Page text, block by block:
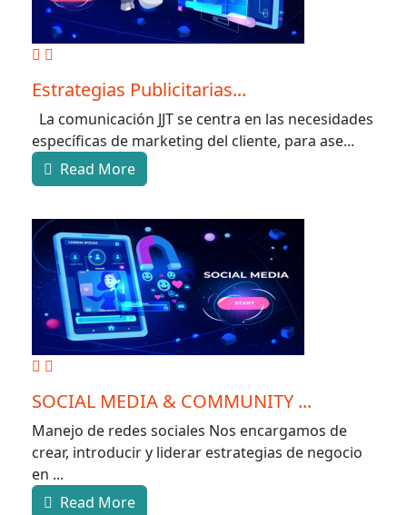
Estrategias Publicitarias...
La comunicación JJT se centra en las necesidades
específicas de marketing del cliente, para ase...
Read More
SOCIAL MEDIA & COMMUNITY ...
Manejo de redes sociales Nos encargamos de
crear, introducir y liderar estrategias de negocio
en ...
Read More